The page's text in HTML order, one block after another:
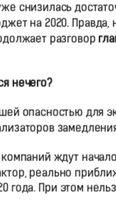
снизилась
на 2020.
разговор
нечего?
опасностью для
ждут
реально
При этом